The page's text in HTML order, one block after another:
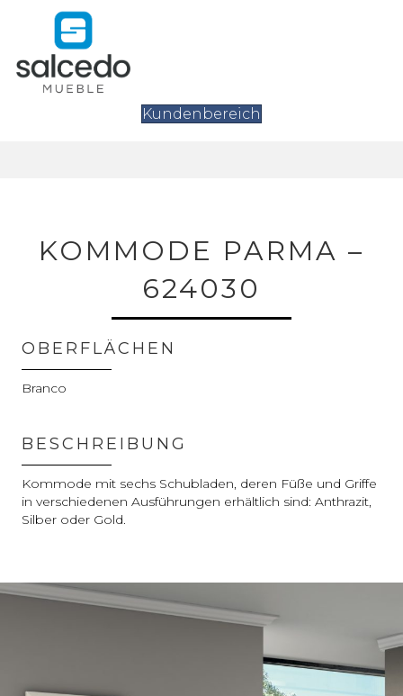
Kundenbereich
KOMMODE PARMA –
624030
OBERFLÄCHEN
Branco
BESCHREIBUNG
Kommode mit sechs Schubladen, deren Füße und Griffe
in verschiedenen Ausführungen erhältlich sind: Anthrazit,
Silber oder Gold.